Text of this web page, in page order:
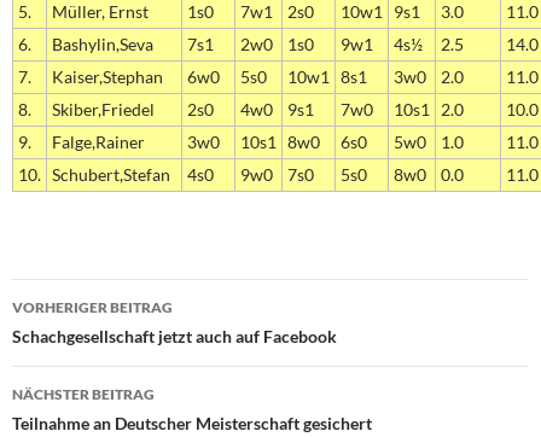
5.
Müller, Ernst 1s0 7w1 2s0 10w1 9s1 3.0
11.0
6.
Bashylin,Seva 7s1 2w0 1s0 9w1 4s½ 2.5
14.0
7.
Kaiser,Stephan 6w0 5s0 10w1 8s1 3w0 2.0
11.0
8.
Skiber,Friedel 2s0 4w0 9s1 7w0 10s1 2.0
10.0
9.
Falge,Rainer 3w0 10s1 8w0 6s0 5w0 1.0
11.0
10. Schubert,Stefan 4s0 9w0 7s0 5s0 8w0 0.0 11.0
Beitragsnavigation
VORHERIGER BEITRAG
Schachgesellschaft jetzt auch auf Facebook
NÄCHSTER BEITRAG
Teilnahme an Deutscher Meisterschaft gesichert